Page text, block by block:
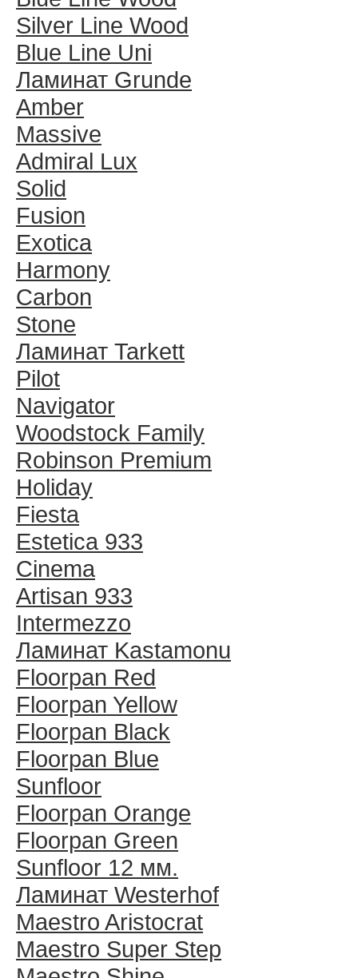
Silver Line Wood
Blue Line Uni
Ламинат Grunde
Amber
Massive
Admiral Lux
Solid
Fusion
Exotica
Harmony
Carbon
Stone
Ламинат Tarkett
Pilot
Navigator
Woodstock Family
Robinson Premium
Holiday
Fiesta
Estetica 933
Cinema
Artisan 933
Intermezzo
Ламинат Kastamonu
Floorpan Red
Floorpan Yellow
Floorpan Black
Floorpan Blue
Sunfloor
Floorpan Orange
Floorpan Green
Sunfloor 12 мм.
Ламинат Westerhof
Maestro Aristocrat
Maestro Super Step